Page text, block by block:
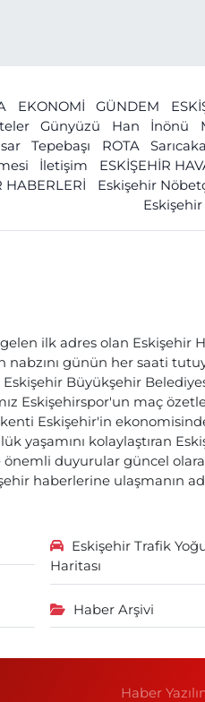
EKONOMİ GÜNDEM
Günyüzü Han İnönü
Tepebaşı ROTA
İletişim
ESKİŞEHİR
HABERLERİ
Eskişehir
Eskişehir
ilk adres olan Eskişehir
nabzını günün her saati
Eskişehir Büyükşehir
Eskişehirspor'un maç
Eskişehir'in
yaşamını kolaylaştıran
önemli duyurular güncel
haberlerine ulaşmanın
Eskişehir Trafik
Haritası
Haber Arşivi
Haber